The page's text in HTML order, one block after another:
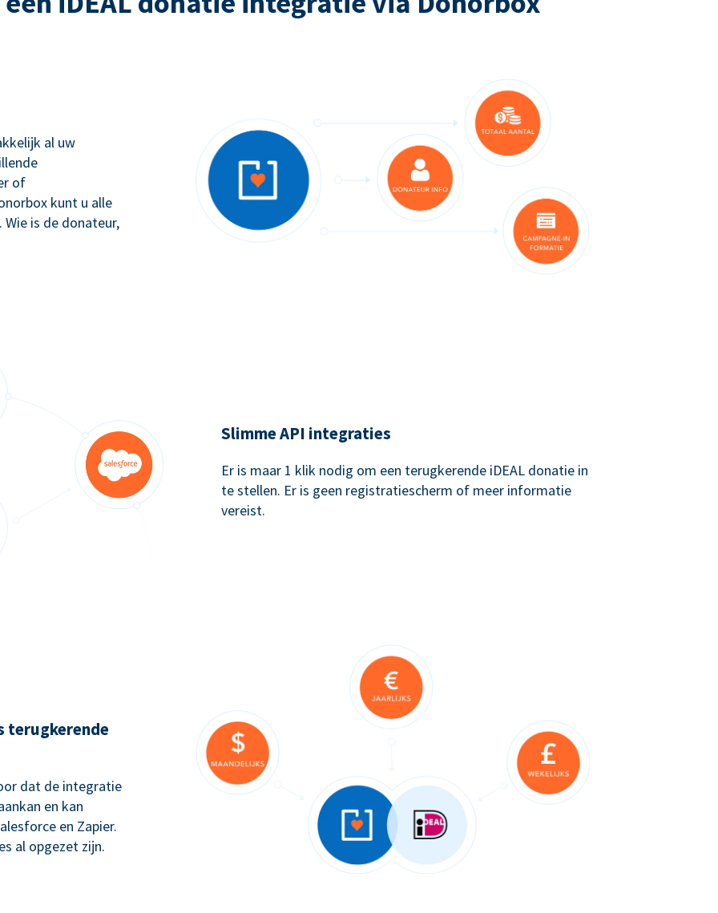
al uw
of
kunt u alle
is de donateur,
Slimme API integraties
Er is maar 1 klik nodig om een terugkerende iDEAL donatie in
te stellen. Er is geen registratiescherm of meer informatie
vereist.
terugkerende
dat de integratie
en kan
en Zapier.
al opgezet zijn.